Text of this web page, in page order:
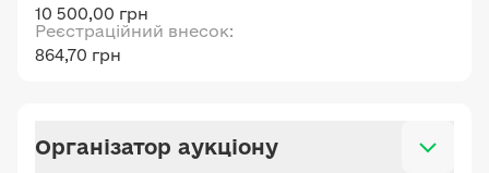
10 500,00 грн
Реєстраційний внесок:
864,70 грн
Організатор аукціону